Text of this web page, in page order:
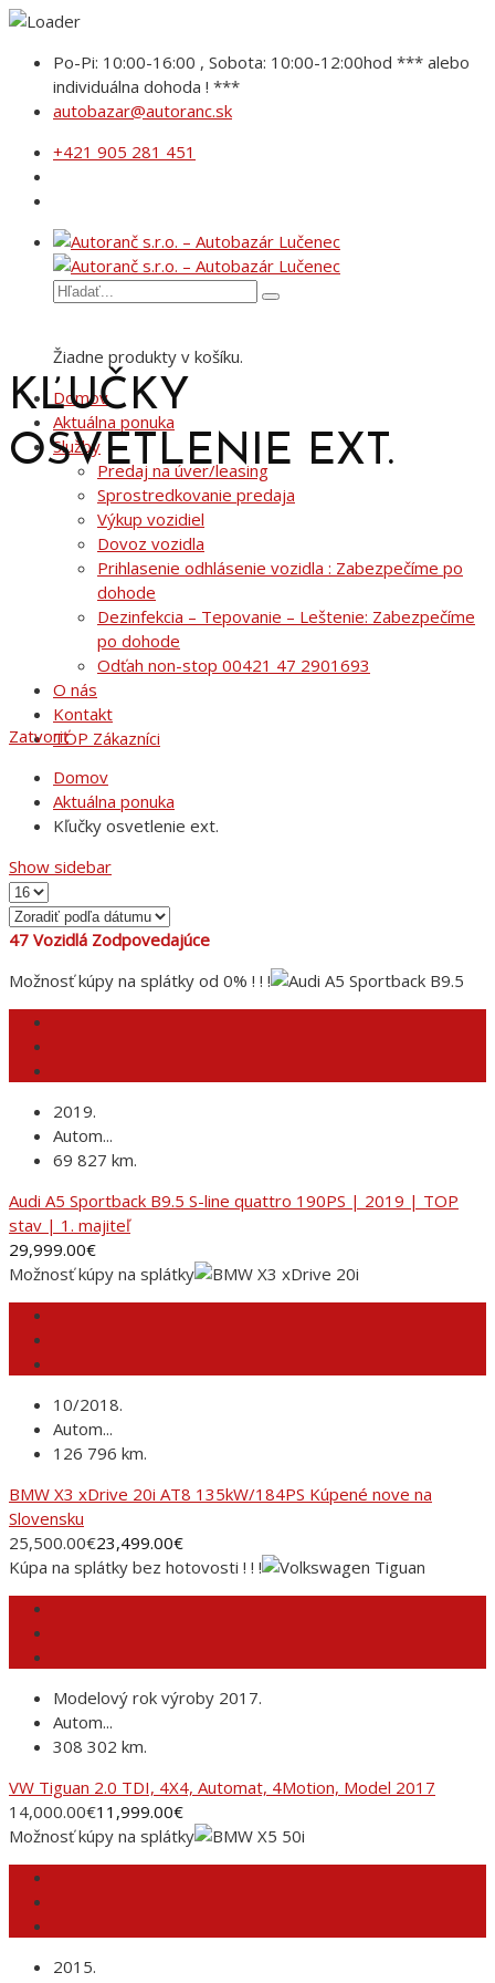
Po-Pi: 10:00-16:00 , Sobota: 10:00-12:00hod *** alebo
individuálna dohoda ! ***
autobazar@autoranc.sk
+421 905 281 451
Žiadne produkty v košíku.
Domov
Aktuálna ponuka
Služby
Predaj na úver/leasing
Sprostredkovanie predaja
Výkup vozidiel
Dovoz vozidla
Prihlasenie odhlásenie vozidla : Zabezpečíme po
dohode
Dezinfekcia – Tepovanie – Leštenie: Zabezpečíme
po dohode
Odťah non-stop 00421 47 2901693
O nás
Kontakt
TOP Zákazníci
KĽUČKY
OSVETLENIE EXT.
Zatvoriť
Domov
Aktuálna ponuka
Kľučky osvetlenie ext.
Show sidebar
47 Vozidlá Zodpovedajúce
Možnosť kúpy na splátky od 0% ! ! !
2019.
Autom...
69 827 km.
Audi A5 Sportback B9.5 S-line quattro 190PS | 2019 | TOP
stav | 1. majiteľ
29,999.00€
Možnosť kúpy na splátky
10/2018.
Autom...
126 796 km.
BMW X3 xDrive 20i AT8 135kW/184PS Kúpené nove na
Slovensku
25,500.00€23,499.00€
Kúpa na splátky bez hotovosti ! ! !
Modelový rok výroby 2017.
Autom...
308 302 km.
VW Tiguan 2.0 TDI, 4X4, Automat, 4Motion, Model 2017
14,000.00€11,999.00€
Možnosť kúpy na splátky
2015.